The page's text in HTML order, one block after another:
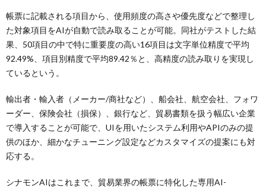
帳票に記載される項目から、使用頻度の高さや優先度などで整理し
た対象項目をAIが自動で読み取ることが可能。同社がテストした結
果、50項目の中で特に重要度の高い16項目は文字単位精度で平均
92.49%、項目別精度で平均89.42％と、高精度の読み取りを実現し
ているという。
輸出者・輸入者（メーカー/商社など）、船会社、航空会社、フォワ
ーダー、保険会社（損保）、銀行など、貿易書類を扱う幅広い企業
で導入することが可能で、UIを用いたシステム利用やAPIのみの提
供のほか、細かなチューニング設定などカスタマイズの提案にも対
応する。
シナモンAIはこれまで、貿易業界の帳票に特化した専用AI-